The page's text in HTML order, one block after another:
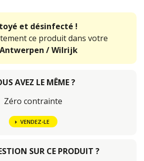
et désinfecté !
ce produit dans votre
/ Wilrijk
AVEZ LE MÊME ?
Zéro contrainte
VENDEZ-LE
SUR CE PRODUIT ?